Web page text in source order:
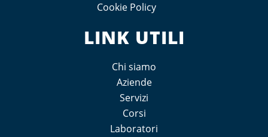
Cookie Policy
LINK UTILI
Chi siamo
Aziende
Servizi
Corsi
Laboratori